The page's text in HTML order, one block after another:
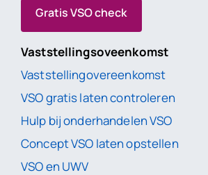
Gratis VSO check
Vaststellingsoveenkomst
Vaststellingovereenkomst
VSO gratis laten controleren
Hulp bij onderhandelen VSO
Concept VSO laten opstellen
VSO en UWV